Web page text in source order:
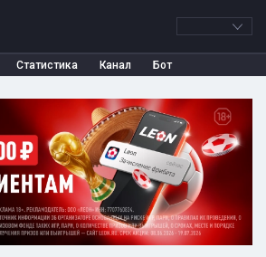
Статистика Канал Бот